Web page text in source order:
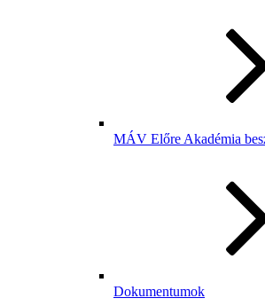
MÁV Előre Akadémia
Dokumentumok